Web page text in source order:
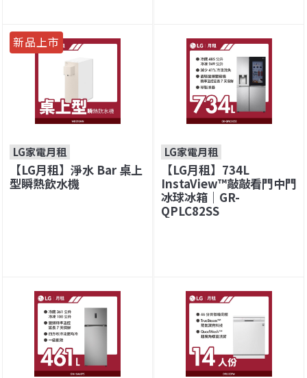
新品上市
LG家電月租
【LG月租】淨水 Bar 桌上
型瞬熱飲水機
LG家電月租
【LG月租】734L
InstaView™敲敲看門中門
冰球冰箱｜GR-
QPLC82SS